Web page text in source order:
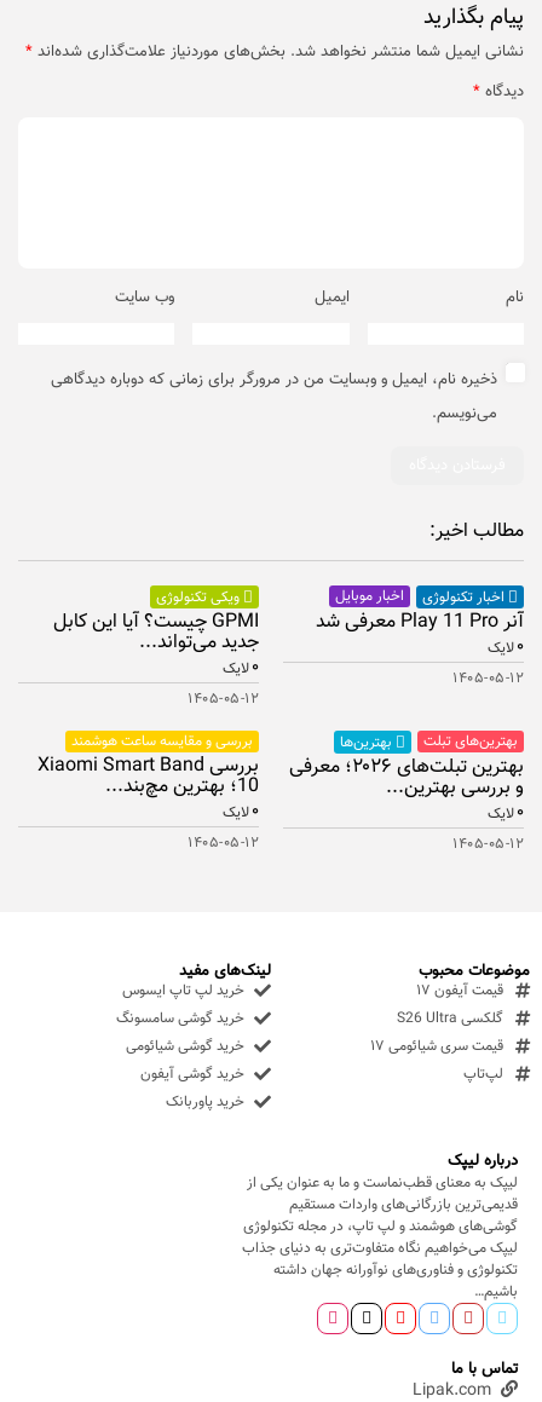
پیام بگذارید
نشانی ایمیل شما منتشر نخواهد شد. بخش‌های موردنیاز علامت‌گذاری شده‌اند *
دیدگاه *
نام ایمیل وب‌ سایت
ذخیره نام، ایمیل و وبسایت من در مرورگر برای زمانی که دوباره دیدگاهی
می‌نویسم.
مطالب اخیر:
اخبار تکنولوژی اخبار موبایل
آنر Play 11 Pro معرفی شد
۰لایک
۱۴۰۵-۰۵-۱۲
ویکی تکنولوژی
GPMI چیست؟ آیا این کابل
جدید می‌تواند...
۰لایک
۱۴۰۵-۰۵-۱۲
بهترین‌های تبلت
بهترین‌ها
بهترین تبلت‌های ۲۰۲۶؛ معرفی
و بررسی بهترین...
۰لایک
۱۴۰۵-۰۵-۱۲
بررسی و مقایسه ساعت هوشمند
بررسی Xiaomi Smart Band
10؛ بهترین مچ‌بند...
۰لایک
۱۴۰۵-۰۵-۱۲
درباره لیپک
لیپک به معنای قطب‌نماست و ما به عنوان یکی از
قدیمی‌ترین بازرگانی‌های واردات مستقیم
گوشی‌های هوشمند و لپ تاپ، در مجله تکنولوژی
لیپک می‌خواهیم نگاه متفاوت‌تری به دنیای جذاب
تکنولوژی و فناوری‌های نوآورانه جهان داشته
باشیم…
تماس با ما
Lipak.com
موضوعات محبوب
قیمت آیفون ۱۷
گلکسی S26 Ultra
قیمت سری شیائومی ۱۷
لپ‌تاپ
لینک‌های مفید
خرید لپ تاپ ایسوس
خرید گوشی سامسونگ
خرید گوشی شیائومی
خرید گوشی آیفون
خرید پاوربانک